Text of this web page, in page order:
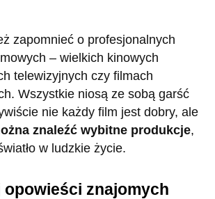
zapomnieć o profesjonalnych
– wielkich kinowych
telewizyjnych czy filmach
Wszystkie niosą ze sobą garść
nie każdy film jest dobry, ale
znaleźć wybitne produkcje,
w ludzkie życie.
opowieści znajomych